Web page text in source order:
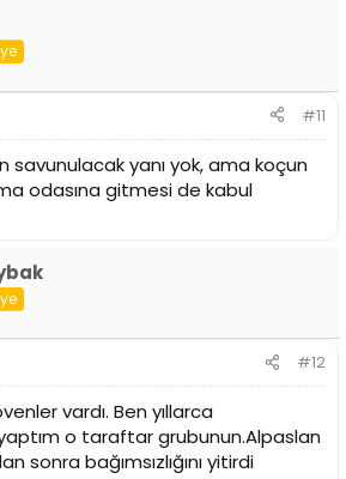
#11
savunulacak yanı yok, ama koçun
odasına gitmesi de kabul
#12
vardı. Ben yıllarca
o taraftar grubunun.Alpaslan
sonra bağımsızlığını yitirdi